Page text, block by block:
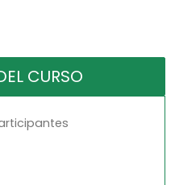
CURSO